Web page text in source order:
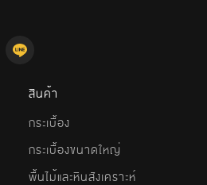
สินค้า
กระเบื้อง
กระเบื้องขนาดใหญ่
พื้นไม้และหินสังเคราะห์